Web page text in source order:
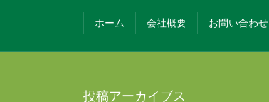
ホーム 会社概要 お問い合わせ
投稿アーカイブス